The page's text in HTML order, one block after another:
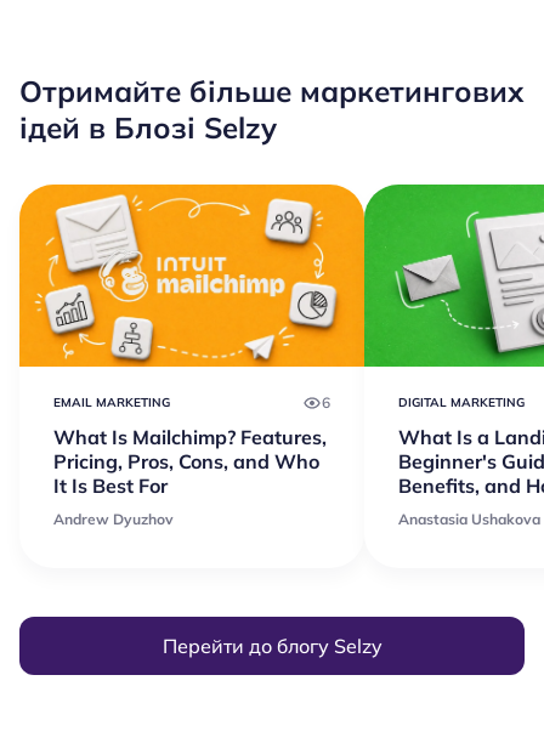
Отримайте більше маркетингових
ідей в Блозі Selzy
EMAIL MARKETING 6
What Is Mailchimp? Features,
Pricing, Pros, Cons, and Who
It Is Best For
Andrew Dyuzhov
DIGITAL MARKETING
What Is a
Beginner's
Benefits, and
Anastasia Ushakova
Перейти до блогу Selzy